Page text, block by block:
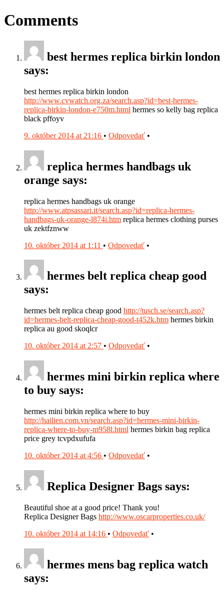
Comments
best hermes replica birkin london
says:
best hermes replica birkin london
http://www.cvwatch.org.za/search.asp?id=best-hermes-
replica-birkin-london-e750m.html hermes so kelly bag replica
black pffoyv
9. október 2014 at 21:16 • Odpovedať •
replica hermes handbags uk
orange says:
replica hermes handbags uk orange
http://www.atpsassari.it/search.asp?id=replica-hermes-
handbags-uk-orange-l874i.htm replica hermes clothing purses
uk zektfznww
10. október 2014 at 1:11 • Odpovedať •
hermes belt replica cheap good
says:
hermes belt replica cheap good http://tusch.se/search.asp?
id=hermes-belt-replica-cheap-good-t452k.htm hermes birkin
replica au good skoqlcr
10. október 2014 at 2:57 • Odpovedať •
hermes mini birkin replica where
to buy says:
hermes mini birkin replica where to buy
http://hailien.com.vn/search.asp?id=hermes-mini-birkin-
replica-where-to-buy-m958l.html hermes birkin bag replica
price grey tcvpdxufufa
10. október 2014 at 4:56 • Odpovedať •
Replica Designer Bags says:
Beautiful shoe at a good price! Thank you!
Replica Designer Bags http://www.oscarproperties.co.uk/
10. október 2014 at 14:16 • Odpovedať •
hermes mens bag replica watch
says: